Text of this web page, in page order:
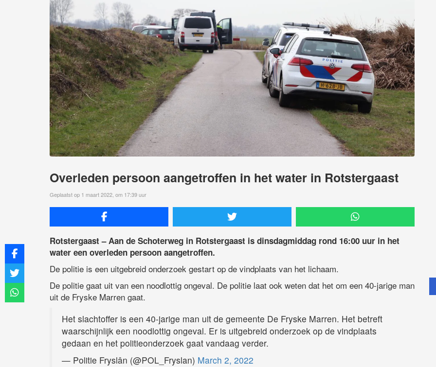
Overleden persoon aangetroffen in het water in Rotstergaast
Geplaatst op 1 maart 2022, om 17:39 uur
Rotstergaast – Aan de Schoterweg in Rotstergaast is dinsdagmiddag rond 16:00 uur in het
water een overleden persoon aangetroffen.
De politie is een uitgebreid onderzoek gestart op de vindplaats van het lichaam.
De politie gaat uit van een noodlottig ongeval. De politie laat ook weten dat het om een 40-jarige man
uit de Fryske Marren gaat.
Het slachtoffer is een 40-jarige man uit de gemeente De Fryske Marren. Het betreft
waarschijnlijk een noodlottig ongeval. Er is uitgebreid onderzoek op de vindplaats
gedaan en het politieonderzoek gaat vandaag verder.
— Politie Fryslân (@POL_Fryslan) March 2, 2022